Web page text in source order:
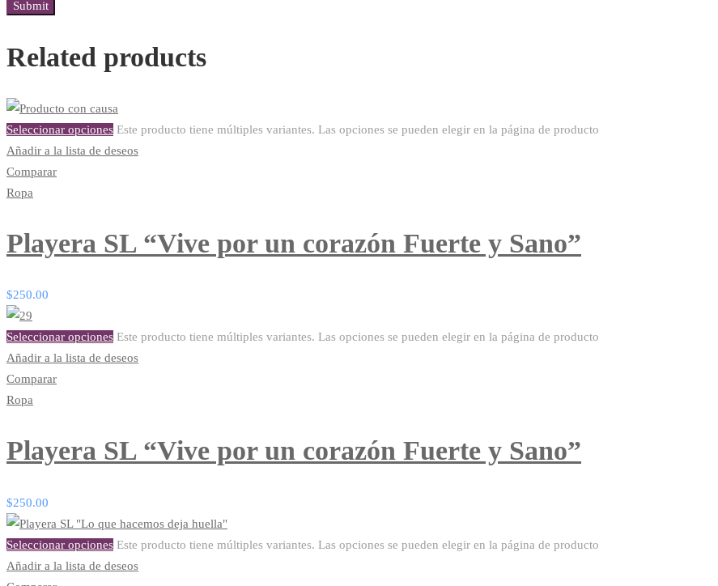
Related products
Seleccionar opciones Este producto tiene múltiples variantes. Las opciones se pueden elegir en la página de producto
Añadir a la lista de deseos
Comparar
Ropa
Playera SL “Vive por un corazón Fuerte y Sano”
$250.00
Seleccionar opciones Este producto tiene múltiples variantes. Las opciones se pueden elegir en la página de producto
Añadir a la lista de deseos
Comparar
Ropa
Playera SL “Vive por un corazón Fuerte y Sano”
$250.00
Seleccionar opciones Este producto tiene múltiples variantes. Las opciones se pueden elegir en la página de producto
Añadir a la lista de deseos